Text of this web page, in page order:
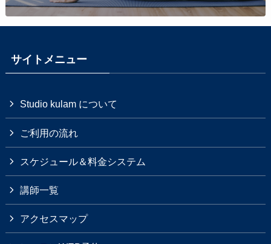
サイトメニュー
Studio kulam について
ご利用の流れ
スケジュール＆料金システム
講師一覧
アクセスマップ